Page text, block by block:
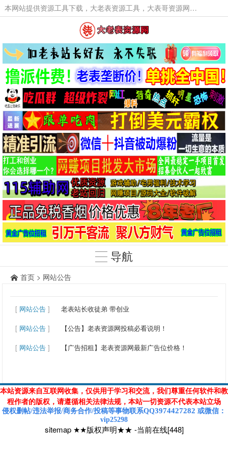
本网站提供资源工具下载，大老表资源工具，大表哥资源网软件工具，大老表资源下载，活动线报福利资源分享,活动线报，大型网游经典游戏，网络热门技术游戏辅助交流与分享。
导航
首页 > 网站公告
[ 网站公告 ]
老表站长收徒弟 带创业
[ 网站公告 ]
【公告】老表资源网投稿必看说明！
[ 网站公告 ] 【广告招租】老表资源网最新广告位价格！
本站资源来自互联网收集，仅供用于学习和交流，我们尊重任何软件和教
程作者的版权，请遵循相关法律法规，本站一切资源不代表本站立场
侵权删帖/违法举报/商务合作/投稿等事物联系QQ3974427282 或微信 ：
vip25298
sitemap ★★版权声明★★ -当前在线[448]